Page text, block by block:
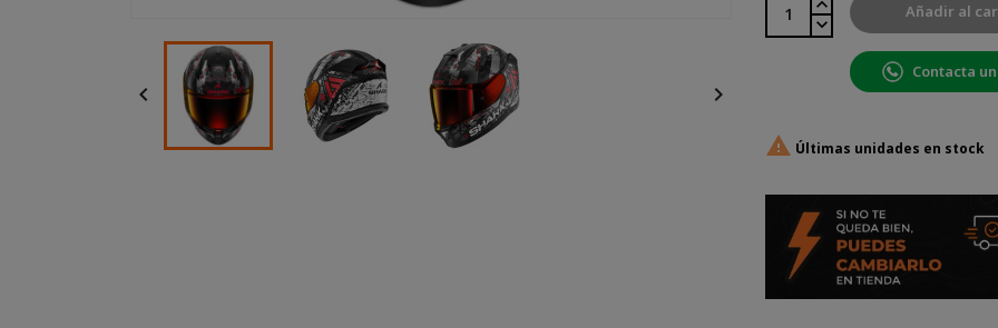
 
Añadir al
Contacta
 Últimas unidades en stock